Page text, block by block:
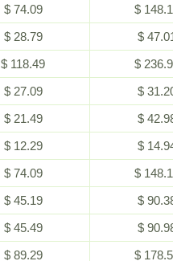
$ 74.09
$
$ 28.79
$
$ 118.49
$
$ 27.09
$
$ 21.49
$
$ 12.29
$
$ 74.09
$
$ 45.19
$
$ 45.49
$
$ 89.29 $